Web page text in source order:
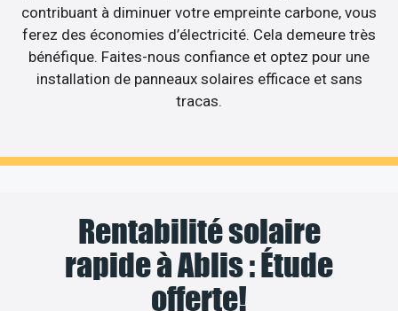
contribuant à diminuer votre empreinte carbone, vous
ferez des économies d’électricité. Cela demeure très
bénéfique. Faites-nous confiance et optez pour une
installation de panneaux solaires efficace et sans
tracas.
Rentabilité solaire
rapide à Ablis : Étude
offerte!